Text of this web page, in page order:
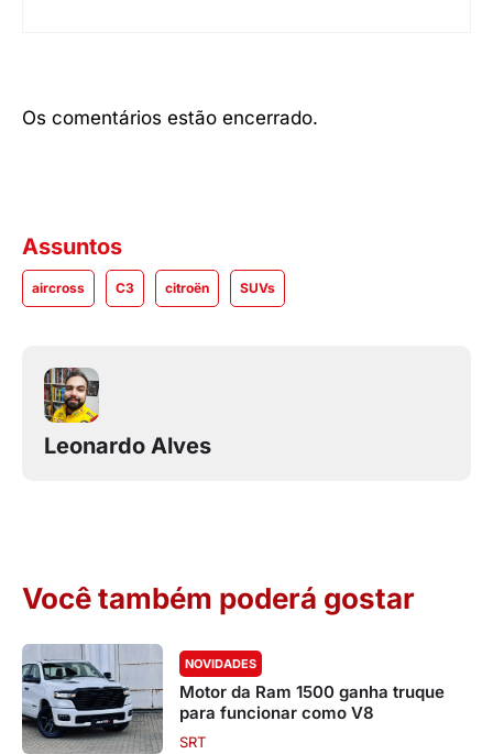
Os comentários estão encerrado.
Assuntos
aircross C3 citroën SUVs
Leonardo Alves
Você também poderá gostar
NOVIDADES
Motor da Ram 1500 ganha truque
para funcionar como V8
SRT